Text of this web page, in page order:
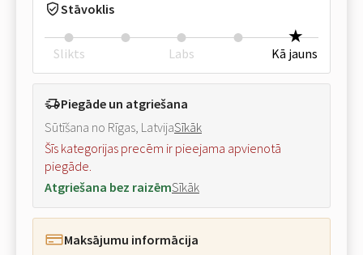
Stāvoklis
Slikts Labs Kā jauns
Piegāde un atgriešana
Sūtīšana no Rīgas, LatvijaSīkāk
Šīs kategorijas precēm ir pieejama apvienotā
piegāde.
Atgriešana bez raizēmSīkāk
Maksājumu informācija